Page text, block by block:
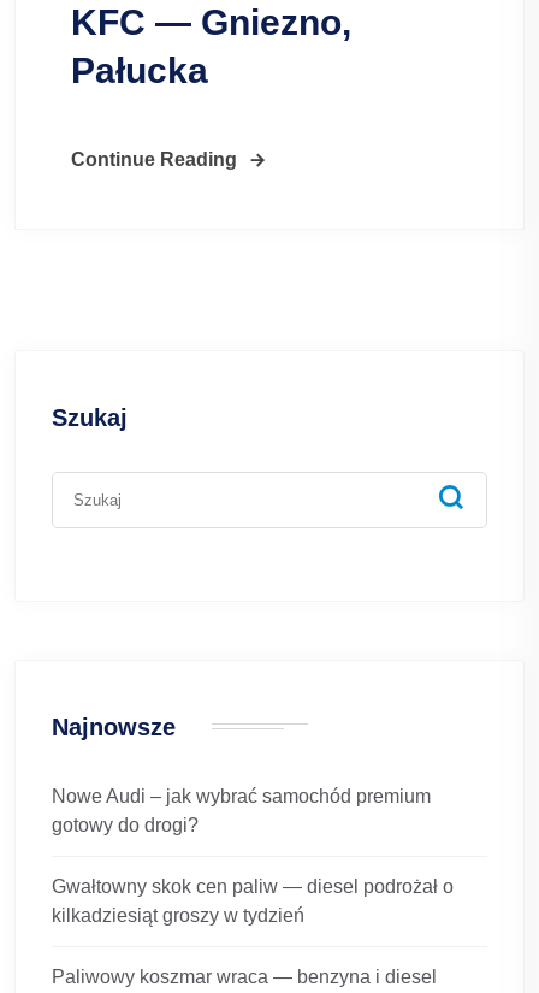
KFC — Gniezno,
Pałucka
Continue Reading
Szukaj
Najnowsze
Nowe Audi – jak wybrać samochód premium
gotowy do drogi?
Gwałtowny skok cen paliw — diesel podrożał o
kilkadziesiąt groszy w tydzień
Paliwowy koszmar wraca — benzyna i diesel